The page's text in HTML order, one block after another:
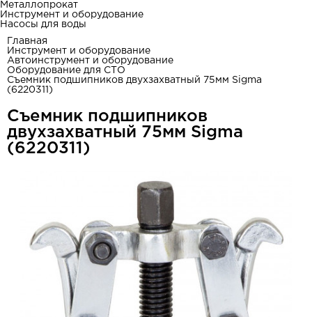
Металлопрокат
Инструмент и оборудование
Насосы для воды
Главная
Инструмент и оборудование
Автоинструмент и оборудование
Оборудование для СТО
Съемник подшипников двухзахватный 75мм Sigma
(6220311)
Съемник подшипников
двухзахватный 75мм Sigma
(6220311)